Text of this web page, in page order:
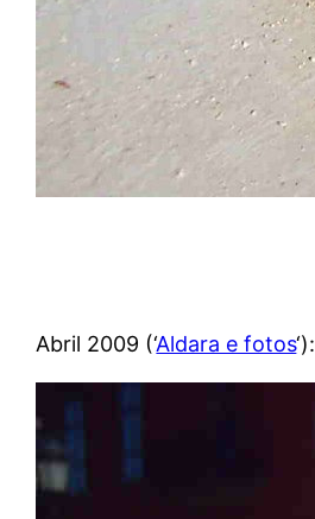
Abril 2009 (‘Aldara e fotos‘):